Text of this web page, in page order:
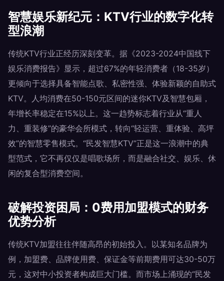
智慧娱乐新纪元：KTV行业的数字化转
型浪潮
传统KTV行业正经历深刻变革。据《2023-2024中国线下
娱乐消费报告》显示，超过67%的年轻消费者（18-35岁）
更倾向于选择具备智能点歌、私密性强、体验新颖的自助式
KTV。人均消费在50-150元区间的迷你KTV及智慧包厢，
年增长率稳定在15%以上。这一趋势标志着行业从“重人
力、重装修”的豪华会所模式，转向“轻运营、重体验、高坪
效”的智慧零售模式。“民发智慧KTV”正是这一浪潮中的典
型范式，它不再仅仅是唱歌场所，而是融合社交、娱乐、休
闲的复合型消费空间。
破解投资困局：0费用加盟模式的财务
优势分析
传统KTV加盟往往伴随高昂的初始投入。以某知名品牌为
例，加盟费、品牌使用费、保证金等前期费用可达30-50万
元，这对中小投资者构成巨大门槛。而市场上涌现的“民发